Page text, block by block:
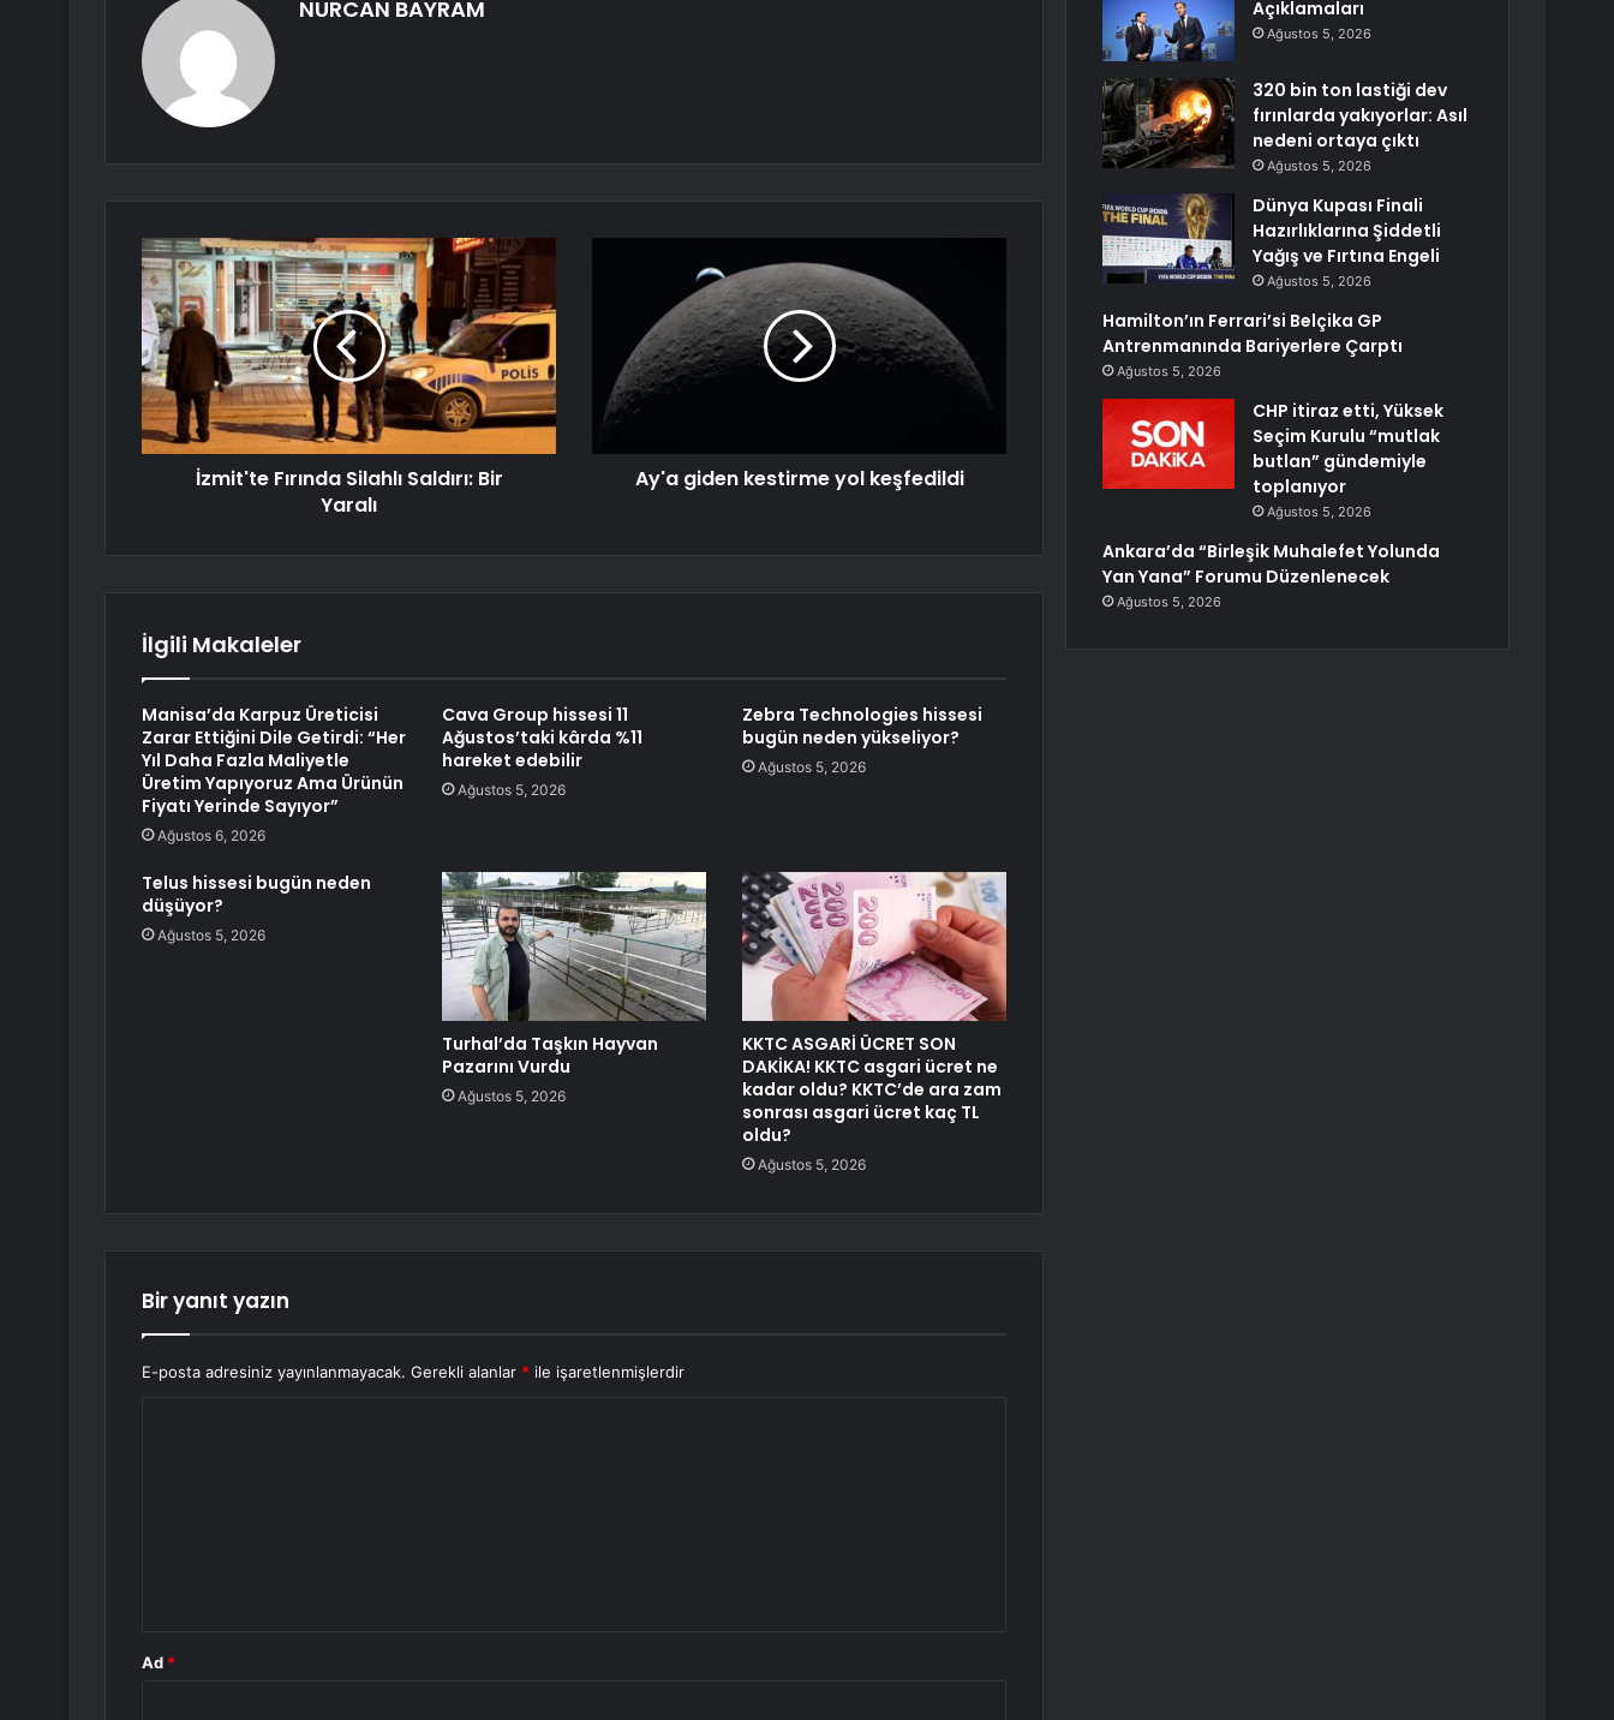
NURCAN BAYRAM
İzmit'te Fırında Silahlı Saldırı: Bir
Yaralı
Ay'a giden kestirme yol keşfedildi
İlgili Makaleler
Manisa’da Karpuz Üreticisi
Zarar Ettiğini Dile Getirdi: “Her
Yıl Daha Fazla Maliyetle
Üretim Yapıyoruz Ama Ürünün
Fiyatı Yerinde Sayıyor”
Ağustos 6, 2026
Cava Group hissesi 11
Ağustos’taki kârda %11
hareket edebilir
Ağustos 5, 2026
Zebra Technologies hissesi
bugün neden yükseliyor?
Ağustos 5, 2026
Telus hissesi bugün neden
düşüyor?
Ağustos 5, 2026
Turhal’da Taşkın Hayvan
Pazarını Vurdu
Ağustos 5, 2026
KKTC ASGARİ ÜCRET SON
DAKİKA! KKTC asgari ücret ne
kadar oldu? KKTC’de ara zam
sonrası asgari ücret kaç TL
oldu?
Ağustos 5, 2026
Bir yanıt yazın
E-posta adresiniz yayınlanmayacak. Gerekli alanlar * ile işaretlenmişlerdir
Ad *
Açıklamaları
Ağustos 5, 2026
320 bin ton lastiği dev
fırınlarda yakıyorlar: Asıl
nedeni ortaya çıktı
Ağustos 5, 2026
Dünya Kupası Finali
Hazırlıklarına Şiddetli
Yağış ve Fırtına Engeli
Ağustos 5, 2026
Hamilton’ın Ferrari’si Belçika GP
Antrenmanında Bariyerlere Çarptı
Ağustos 5, 2026
CHP itiraz etti, Yüksek
Seçim Kurulu “mutlak
butlan” gündemiyle
toplanıyor
Ağustos 5, 2026
Ankara’da “Birleşik Muhalefet Yolunda
Yan Yana” Forumu Düzenlenecek
Ağustos 5, 2026